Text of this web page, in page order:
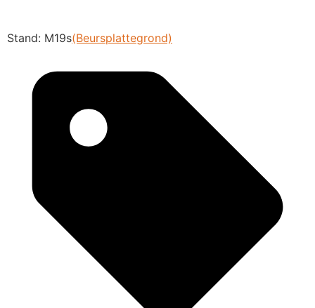
Stand: M19s(Beursplattegrond)